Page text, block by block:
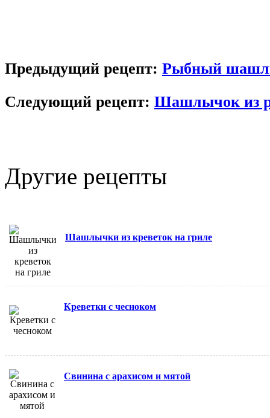
Предыдущий рецепт: Рыбный
Следующий рецепт: Шашлычок из
Другие рецепты
Шашлычки из креветок на гриле
Креветки с чесноком
Свинина с арахисом и мятой